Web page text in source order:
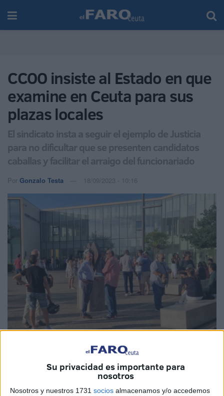
Su privacidad es importante para
nosotros
Nosotros y nuestros 1731 socios almacenamos y/o accedemos
CCOO insiste al Estado en que
examine en Ceuta para sus
plazas locales
El sindicato insta a seguir el ejemplo de Justicia
para no dificultar que se presenten candidatos
caballas y facilitar el arraigo del funcionariado
Por Gonzalo Testa 18/09/2023 - 10:16
Imagen cedida